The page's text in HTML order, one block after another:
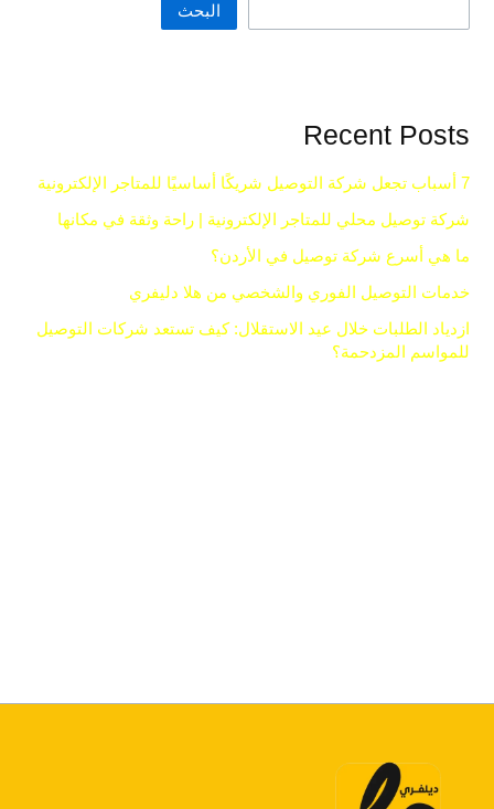
البحث
Recent Posts
7 أسباب تجعل شركة التوصيل شريكًا أساسيًا للمتاجر الإلكترونية
شركة توصيل محلي للمتاجر الإلكترونية | راحة وثقة في مكانها
ما هي أسرع شركة توصيل في الأردن؟
خدمات التوصيل الفوري والشخصي من هلا دليفري
ازدياد الطلبات خلال عيد الاستقلال: كيف تستعد شركات التوصيل
للمواسم المزدحمة؟